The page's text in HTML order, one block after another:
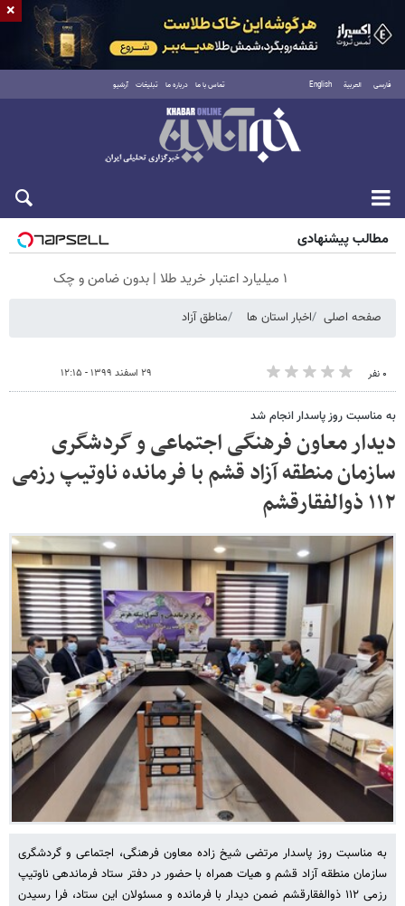
فارسی العربية English تماس با ما درباره ما تبلیغات آرشیو
پنجشنبه ۱۵ مرداد ۱۴۰۵
مطالب پیشنهادی
۱ میلیارد اعتبار خرید طلا | بدون ضامن و چک
صفحه اصلی اخبار استان ها مناطق آزاد
۰ نفر ۲۹ اسفند ۱۳۹۹ - ۱۲:۱۵
به مناسبت روز پاسدار انجام شد
دیدار معاون فرهنگی اجتماعی و گردشگری
سازمان منطقه آزاد قشم با فرمانده ناوتیپ رزمی
۱۱۲ ذوالفقارقشم
به مناسبت روز پاسدار مرتضی شیخ زاده معاون فرهنگی، اجتماعی و گردشگری
سازمان منطقه آزاد قشم و هیات همراه با حضور در دفتر ستاد فرماندهی ناوتیپ
رزمی ۱۱۲ ذوالفقارقشم ضمن دیدار با فرمانده و مسئولان این ستاد، فرا رسیدن
×